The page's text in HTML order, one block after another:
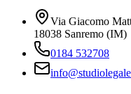
Via Giacomo
18038 Sanremo (IM)
0184 532708